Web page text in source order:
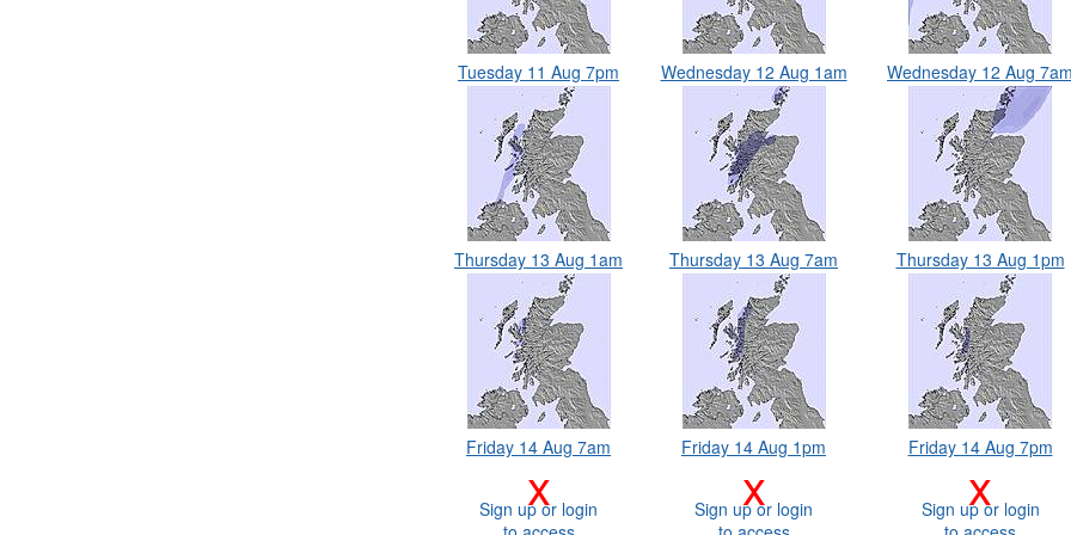
Tuesday 11 Aug 7pm Wednesday 12 Aug 1am Wednesday 12 Aug
Thursday 13 Aug 1am Thursday 13 Aug 7am Thursday 13 Aug 1pm
Friday 14 Aug 7am Friday 14 Aug 1pm Friday 14 Aug 7pm
x
Sign up or login
x
Sign up or login
x
Sign up or login